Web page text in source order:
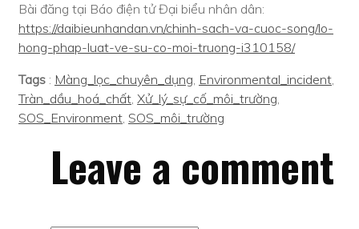
Bài đăng tại Báo điện tử Đại biểu nhân dân:
https://daibieunhandan.vn/chinh-sach-va-cuoc-song/lo-
hong-phap-luat-ve-su-co-moi-truong-i310158/
Tags : Màng_lọc_chuyên_dụng, Environmental_incident,
Tràn_dầu_hoá_chất, Xử_lý_sự_cố_môi_trường,
SOS_Environment, SOS_môi_trường
Leave a comment